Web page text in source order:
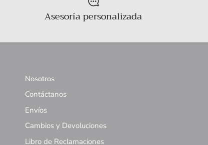
Asesoría personalizada
Nosotros
Contáctanos
Envíos
Cambios y Devoluciones
Libro de Reclamaciones